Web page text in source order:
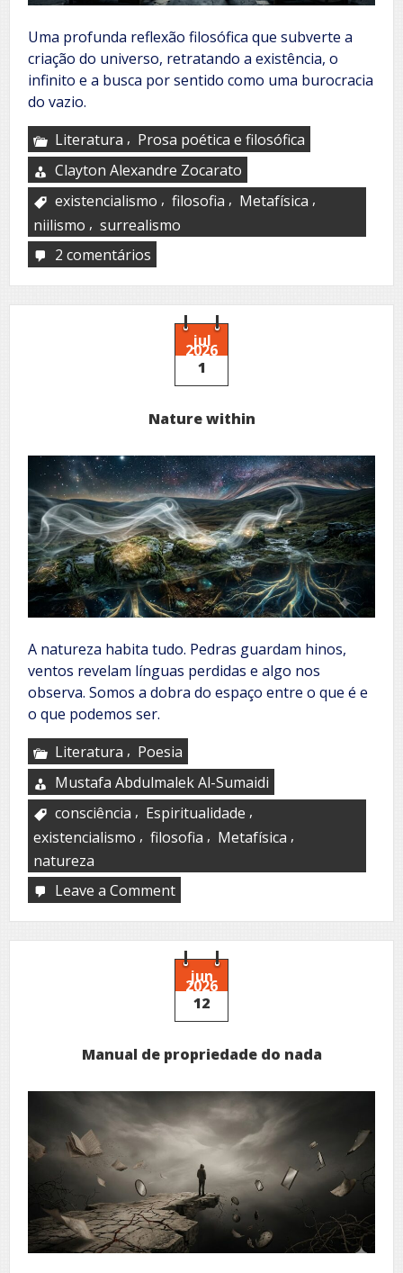
Uma profunda reflexão filosófica que subverte a
criação do universo, retratando a existência, o
infinito e a busca por sentido como uma burocracia
do vazio.
Literatura , Prosa poética e filosófica
Clayton Alexandre Zocarato
existencialismo , filosofia , Metafísica ,
niilismo , surrealismo
2 comentários
pública
do
infinito
jul
2026
1
Nature within
A natureza habita tudo. Pedras guardam hinos,
ventos revelam línguas perdidas e algo nos
observa. Somos a dobra do espaço entre o que é e
o que podemos ser.
Literatura , Poesia
Mustafa Abdulmalek Al-Sumaidi
consciência , Espiritualidade ,
existencialismo , filosofia , Metafísica ,
natureza
Leave a Commenton
within
jun
2026
12
Manual de propriedade do nada